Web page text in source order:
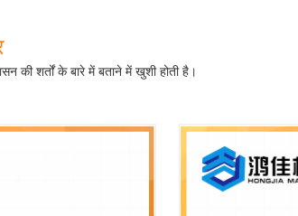
की शर्तों के बारे में बताने में खुशी होती है।